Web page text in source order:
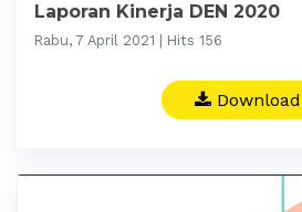
Laporan Kinerja DEN 2020
Rabu, 7 April 2021 | Hits 156
Download